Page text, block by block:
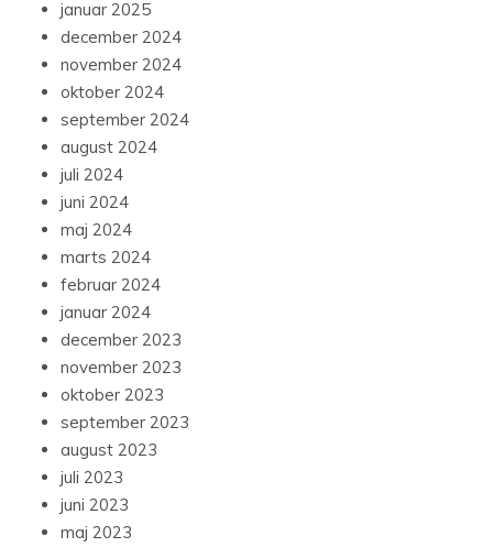
januar 2025
december 2024
november 2024
oktober 2024
september 2024
august 2024
juli 2024
juni 2024
maj 2024
marts 2024
februar 2024
januar 2024
december 2023
november 2023
oktober 2023
september 2023
august 2023
juli 2023
juni 2023
maj 2023